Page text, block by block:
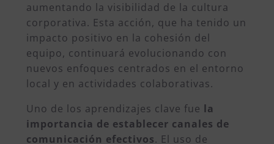
aumentando la visibilidad de la cultura
corporativa. Esta acción, que ha tenido un
impacto positivo en la cohesión del
equipo, continuará evolucionando con
nuevos enfoques centrados en el entorno
local y en actividades colaborativas.
Uno de los aprendizajes clave fue la
importancia de establecer canales de
comunicación efectivos. El uso de